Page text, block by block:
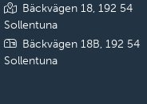
Bäckvägen 18, 192 54
Sollentuna
Bäckvägen 18B, 192 54
Sollentuna